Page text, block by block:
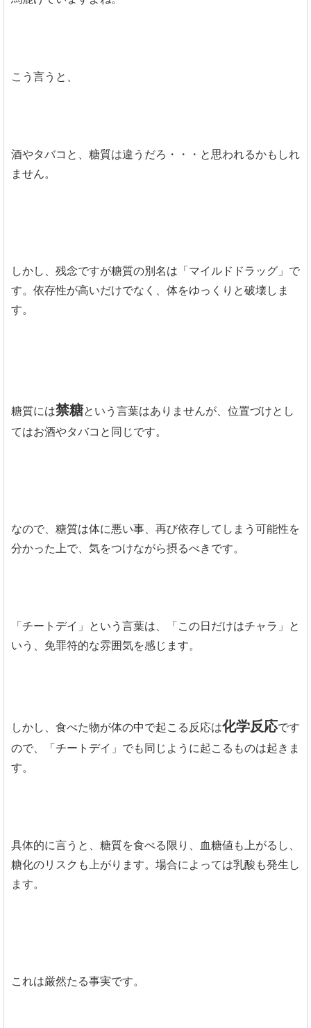
こう言うと、
酒やタバコと、糖質は違うだろ・・・と思われるかもしれ
ません。
しかし、残念ですが糖質の別名は「マイルドドラッグ」で
す。依存性が高いだけでなく、体をゆっくりと破壊しま
す。
糖質には禁糖という言葉はありませんが、位置づけとし
てはお酒やタバコと同じです。
なので、糖質は体に悪い事、再び依存してしまう可能性を
分かった上で、気をつけながら摂るべきです。
「チートデイ」という言葉は、「この日だけはチャラ」と
いう、免罪符的な雰囲気を感じます。
しかし、食べた物が体の中で起こる反応は化学反応です
ので、「チートデイ」でも同じように起こるものは起きま
す。
具体的に言うと、糖質を食べる限り、血糖値も上がるし、
糖化のリスクも上がります。場合によっては乳酸も発生し
ます。
これは厳然たる事実です。